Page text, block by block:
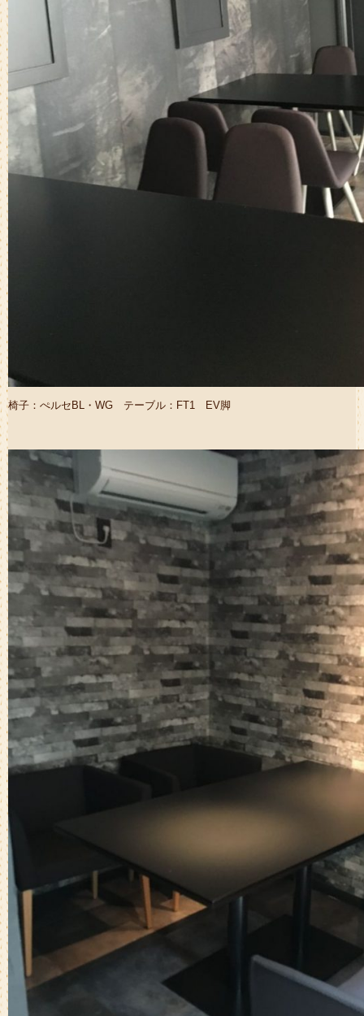
椅子：ぺルセBL・WG テーブル：FT1 EV脚